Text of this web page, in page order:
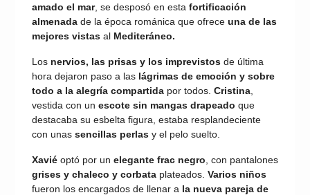
amado el mar, se desposó en esta fortificación
almenada de la época románica que ofrece una de las
mejores vistas al Mediteráneo.
Los nervios, las prisas y los imprevistos de última
hora dejaron paso a las lágrimas de emoción y sobre
todo a la alegría compartida por todos. Cristina
vestida con un escote sin mangas drapeado que
destacaba su esbelta figura, estaba resplandeciente
con unas sencillas perlas y el pelo suelto.
Xavié optó por un elegante frac negro , con pantalones
grises y chaleco y corbata plateados. Varios niños
fueron los encargados de llenar a la nueva pareja de